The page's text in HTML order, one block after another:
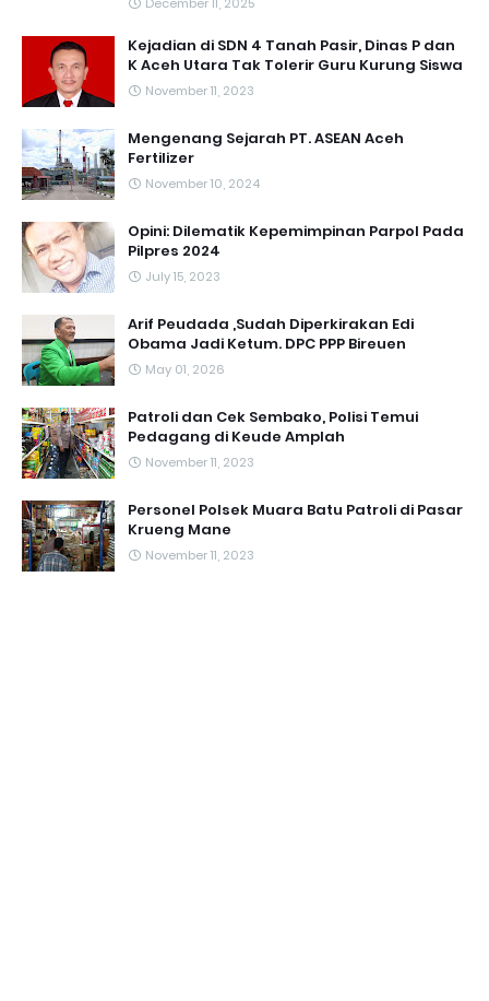
Kejadian di SDN 4 Tanah Pasir, Dinas P dan
K Aceh Utara Tak Tolerir Guru Kurung Siswa
November 11, 2023
Mengenang Sejarah PT. ASEAN Aceh
Fertilizer
November 10, 2024
Opini: Dilematik Kepemimpinan Parpol Pada
Pilpres 2024
July 15, 2023
Arif Peudada ,Sudah Diperkirakan Edi
Obama Jadi Ketum. DPC PPP Bireuen
May 01, 2026
Patroli dan Cek Sembako, Polisi Temui
Pedagang di Keude Amplah
November 11, 2023
Personel Polsek Muara Batu Patroli di Pasar
Krueng Mane
November 11, 2023